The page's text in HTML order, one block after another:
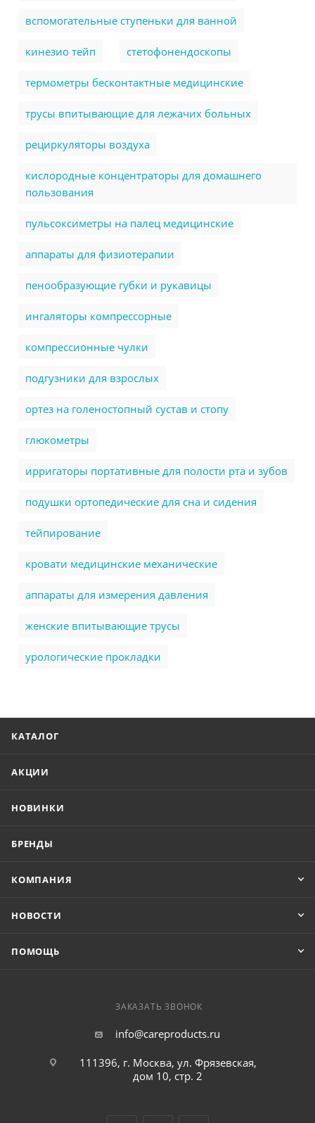
вспомогательные ступеньки для ванной
кинезио тейп стетофонендоскопы
термометры бесконтактные медицинские
трусы впитывающие для лежачих больных
рециркуляторы воздуха
кислородные концентраторы для домашнего
пользования
пульсоксиметры на палец медицинские
аппараты для физиотерапии
пенообразующие губки и рукавицы
ингаляторы компрессорные
компрессионные чулки
подгузники для взрослых
ортез на голеностопный сустав и стопу
глюкометры
ирригаторы портативные для полости рта и зубов
подушки ортопедические для сна и сидения
тейпирование
кровати медицинские механические
аппараты для измерения давления
женские впитывающие трусы
урологические прокладки
КАТАЛОГ
АКЦИИ
НОВИНКИ
БРЕНДЫ
КОМПАНИЯ
НОВОСТИ
ПОМОЩЬ
ЗАКАЗАТЬ ЗВОНОК
info@careproducts.ru
111396, г. Москва, ул. Фрязевская,
дом 10, стр. 2